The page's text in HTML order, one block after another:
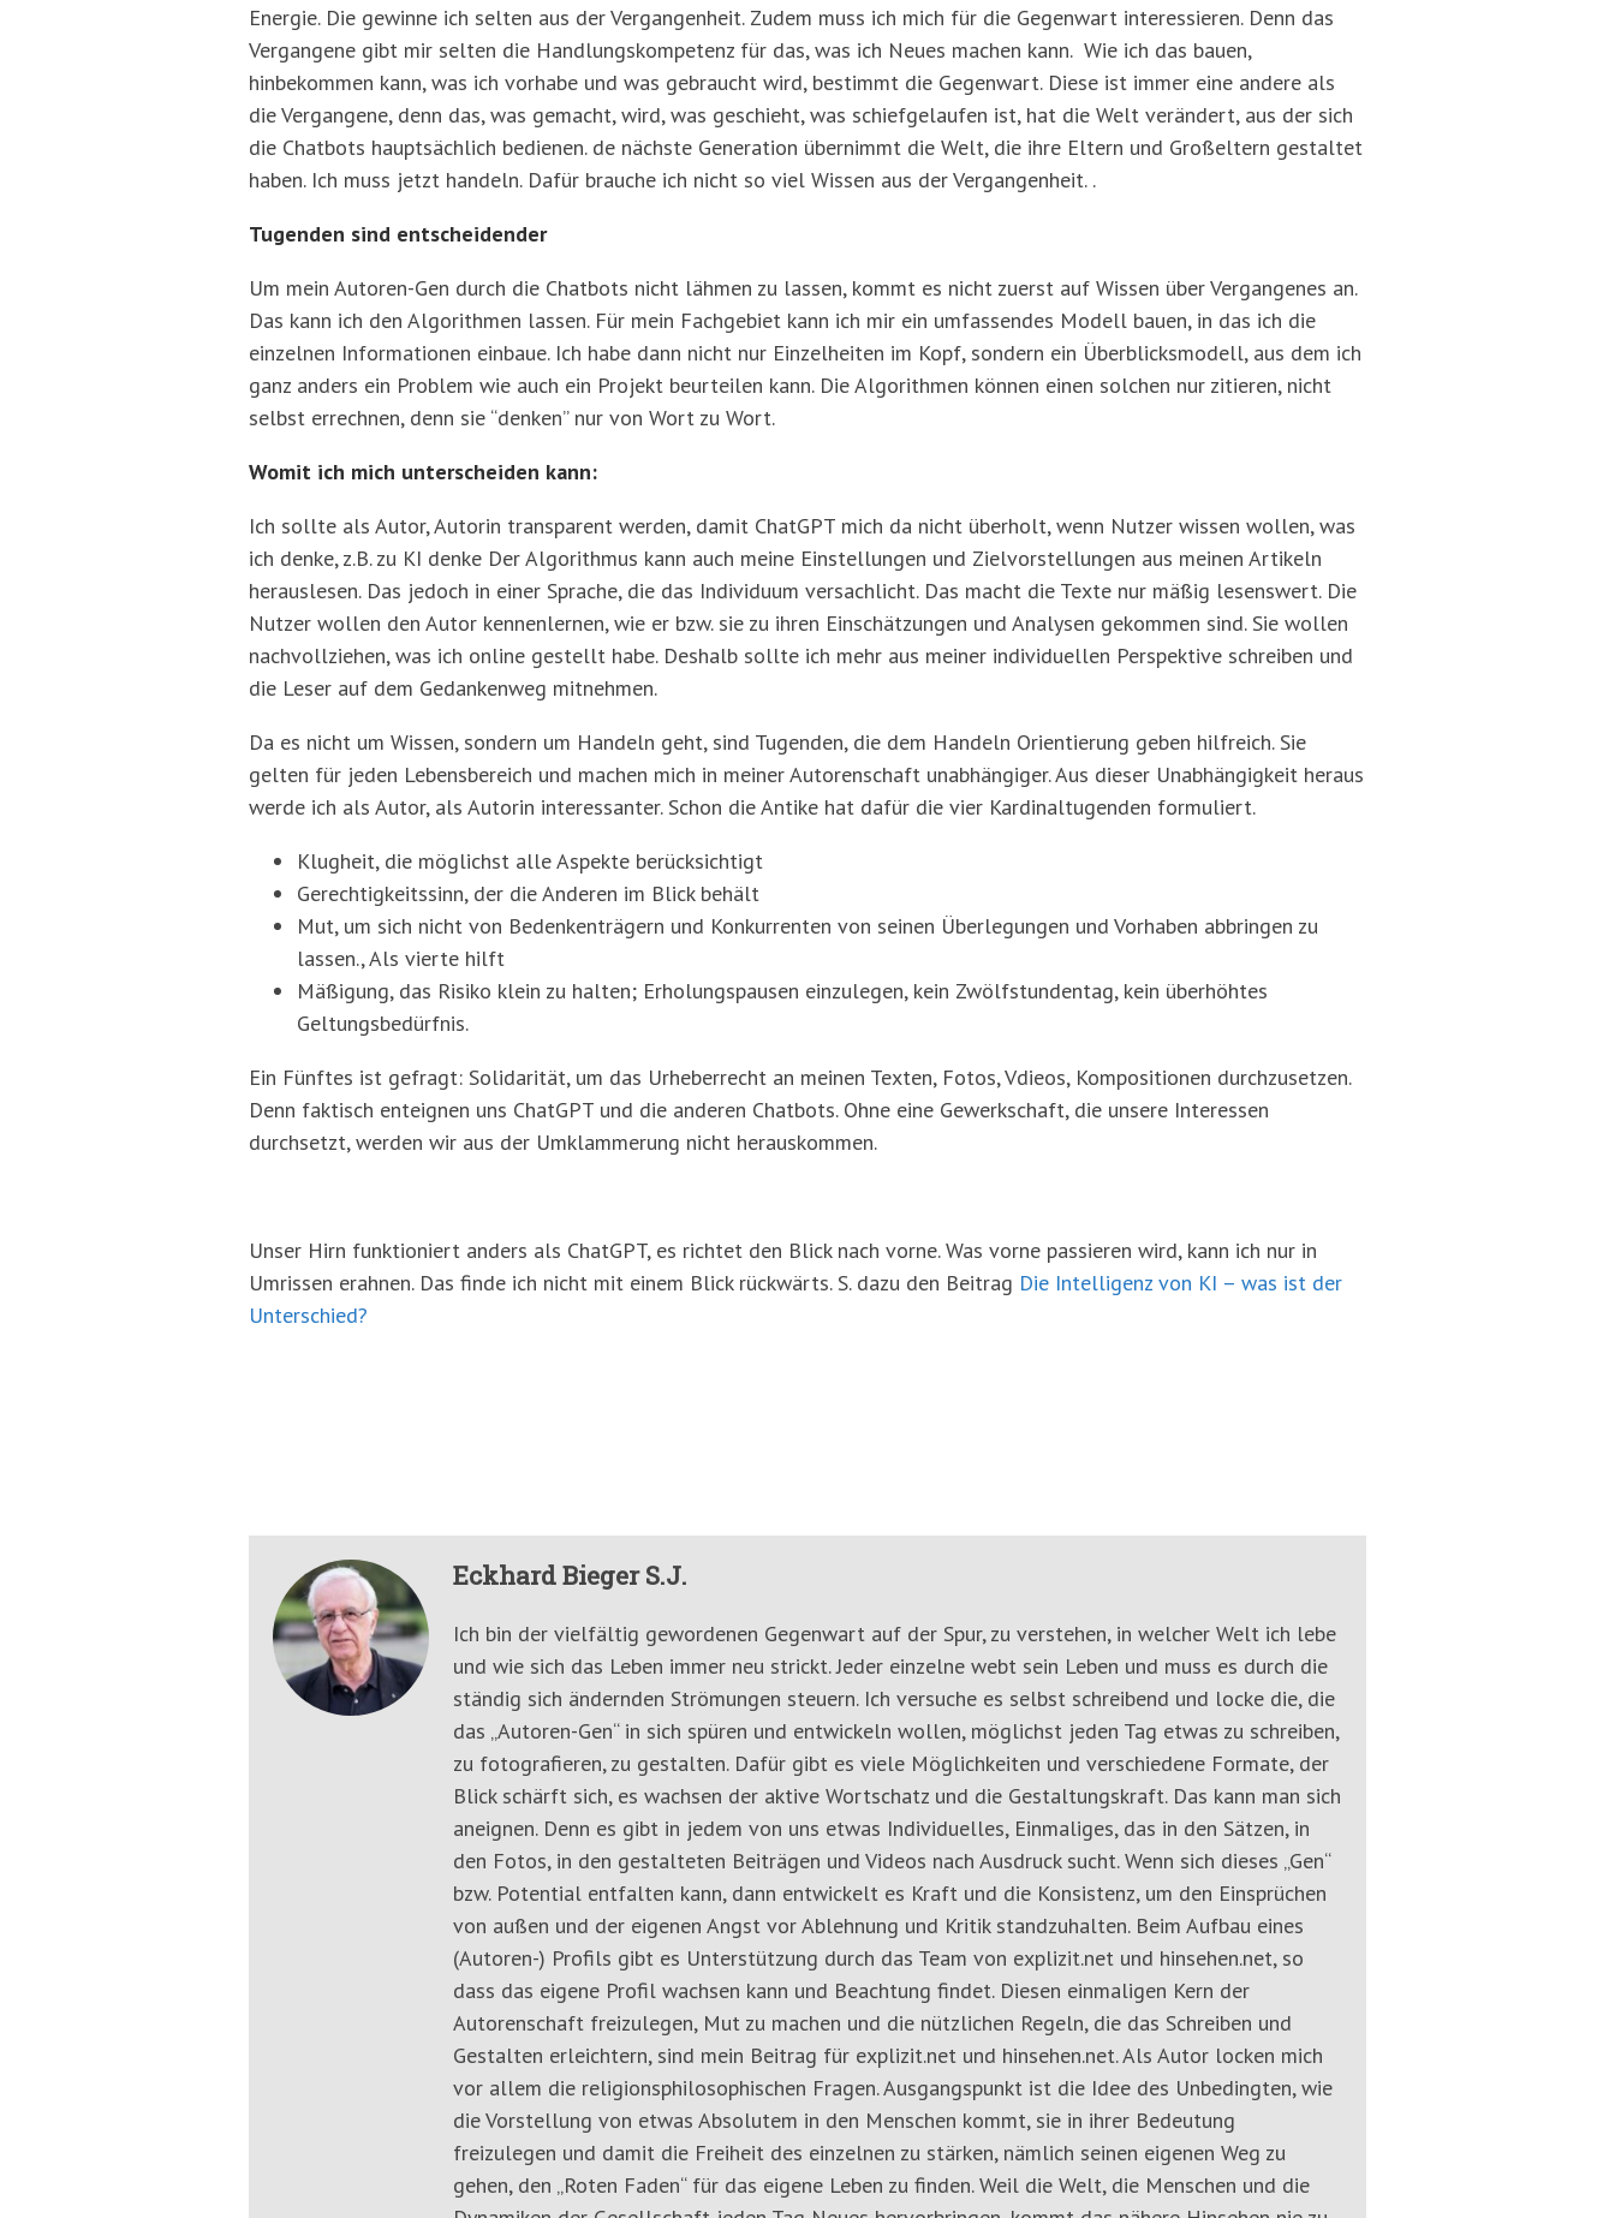
Energie. Die gewinne ich selten aus der Vergangenheit. Zudem muss ich mich für die Gegenwart interessieren. Denn das
Vergangene gibt mir selten die Handlungskompetenz für das, was ich Neues machen kann. Wie ich das bauen,
hinbekommen kann, was ich vorhabe und was gebraucht wird, bestimmt die Gegenwart. Diese ist immer eine andere als
die Vergangene, denn das, was gemacht, wird, was geschieht, was schiefgelaufen ist, hat die Welt verändert, aus der sich
die Chatbots hauptsächlich bedienen. de nächste Generation übernimmt die Welt, die ihre Eltern und Großeltern gestaltet
haben. Ich muss jetzt handeln. Dafür brauche ich nicht so viel Wissen aus der Vergangenheit. .
Tugenden sind entscheidender
Um mein Autoren-Gen durch die Chatbots nicht lähmen zu lassen, kommt es nicht zuerst auf Wissen über Vergangenes an.
Das kann ich den Algorithmen lassen. Für mein Fachgebiet kann ich mir ein umfassendes Modell bauen, in das ich die
einzelnen Informationen einbaue. Ich habe dann nicht nur Einzelheiten im Kopf, sondern ein Überblicksmodell, aus dem ich
ganz anders ein Problem wie auch ein Projekt beurteilen kann. Die Algorithmen können einen solchen nur zitieren, nicht
selbst errechnen, denn sie “denken” nur von Wort zu Wort.
Womit ich mich unterscheiden kann:
Ich sollte als Autor, Autorin transparent werden, damit ChatGPT mich da nicht überholt, wenn Nutzer wissen wollen, was
ich denke, z.B. zu KI denke Der Algorithmus kann auch meine Einstellungen und Zielvorstellungen aus meinen Artikeln
herauslesen. Das jedoch in einer Sprache, die das Individuum versachlicht. Das macht die Texte nur mäßig lesenswert. Die
Nutzer wollen den Autor kennenlernen, wie er bzw. sie zu ihren Einschätzungen und Analysen gekommen sind. Sie wollen
nachvollziehen, was ich online gestellt habe. Deshalb sollte ich mehr aus meiner individuellen Perspektive schreiben und
die Leser auf dem Gedankenweg mitnehmen.
Da es nicht um Wissen, sondern um Handeln geht, sind Tugenden, die dem Handeln Orientierung geben hilfreich. Sie
gelten für jeden Lebensbereich und machen mich in meiner Autorenschaft unabhängiger. Aus dieser Unabhängigkeit heraus
werde ich als Autor, als Autorin interessanter. Schon die Antike hat dafür die vier Kardinaltugenden formuliert.
Klugheit, die möglichst alle Aspekte berücksichtigt
Gerechtigkeitssinn, der die Anderen im Blick behält
Mut, um sich nicht von Bedenkenträgern und Konkurrenten von seinen Überlegungen und Vorhaben abbringen zu
lassen., Als vierte hilft
Mäßigung, das Risiko klein zu halten; Erholungspausen einzulegen, kein Zwölfstundentag, kein überhöhtes
Geltungsbedürfnis.
Ein Fünftes ist gefragt: Solidarität, um das Urheberrecht an meinen Texten, Fotos, Vdieos, Kompositionen durchzusetzen.
Denn faktisch enteignen uns ChatGPT und die anderen Chatbots. Ohne eine Gewerkschaft, die unsere Interessen
durchsetzt, werden wir aus der Umklammerung nicht herauskommen.
Unser Hirn funktioniert anders als ChatGPT, es richtet den Blick nach vorne. Was vorne passieren wird, kann ich nur in
Umrissen erahnen. Das finde ich nicht mit einem Blick rückwärts. S. dazu den Beitrag Die Intelligenz von KI – was ist der
Unterschied?
Eckhard Bieger S.J.
Ich bin der vielfältig gewordenen Gegenwart auf der Spur, zu verstehen, in welcher Welt ich lebe
und wie sich das Leben immer neu strickt. Jeder einzelne webt sein Leben und muss es durch die
ständig sich ändernden Strömungen steuern. Ich versuche es selbst schreibend und locke die, die
das „Autoren-Gen“ in sich spüren und entwickeln wollen, möglichst jeden Tag etwas zu schreiben,
zu fotografieren, zu gestalten. Dafür gibt es viele Möglichkeiten und verschiedene Formate, der
Blick schärft sich, es wachsen der aktive Wortschatz und die Gestaltungskraft. Das kann man sich
aneignen. Denn es gibt in jedem von uns etwas Individuelles, Einmaliges, das in den Sätzen, in
den Fotos, in den gestalteten Beiträgen und Videos nach Ausdruck sucht. Wenn sich dieses „Gen“
bzw. Potential entfalten kann, dann entwickelt es Kraft und die Konsistenz, um den Einsprüchen
von außen und der eigenen Angst vor Ablehnung und Kritik standzuhalten. Beim Aufbau eines
(Autoren-) Profils gibt es Unterstützung durch das Team von explizit.net und hinsehen.net, so
dass das eigene Profil wachsen kann und Beachtung findet. Diesen einmaligen Kern der
Autorenschaft freizulegen, Mut zu machen und die nützlichen Regeln, die das Schreiben und
Gestalten erleichtern, sind mein Beitrag für explizit.net und hinsehen.net. Als Autor locken mich
vor allem die religionsphilosophischen Fragen. Ausgangspunkt ist die Idee des Unbedingten, wie
die Vorstellung von etwas Absolutem in den Menschen kommt, sie in ihrer Bedeutung
freizulegen und damit die Freiheit des einzelnen zu stärken, nämlich seinen eigenen Weg zu
gehen, den „Roten Faden“ für das eigene Leben zu finden. Weil die Welt, die Menschen und die